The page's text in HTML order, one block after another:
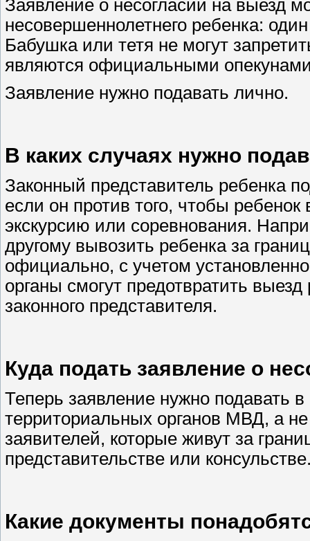
Заявление о несогласии на выезд
несовершеннолетнего ребенка:
Бабушка или тетя не могут
являются официальными
Заявление нужно подавать лично.
В каких случаях нужно
Законный представитель ребенка
если он против того, чтобы
экскурсию или соревнования.
другому вывозить ребенка за
официально, с учетом
органы смогут предотвратить
законного представителя.
Куда подать заявление о
Теперь заявление нужно подавать
территориальных органов МВД, а
заявителей, которые живут за
представительстве или
Какие документы